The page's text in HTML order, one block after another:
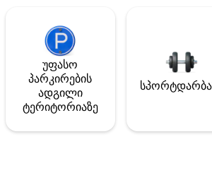
უფასო
პარკირების
ადგილი
ტერიტორიაზე